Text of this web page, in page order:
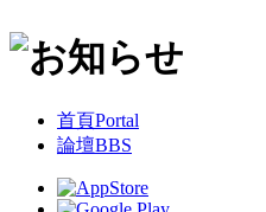
首頁Portal
論壇BBS